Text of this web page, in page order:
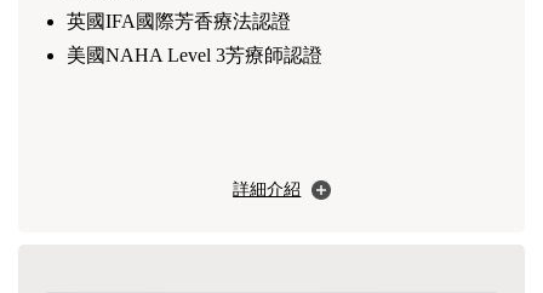
詳細介紹
英國IFA國際芳香療法認證
美國NAHA Level 3芳療師認證